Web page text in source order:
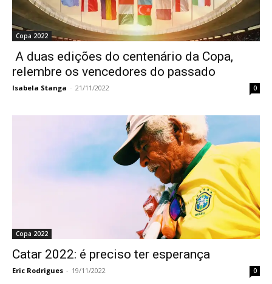
Copa 2022
A duas edições do centenário da Copa,
relembre os vencedores do passado
Isabela Stanga - 21/11/2022 0
Copa 2022
Catar 2022: é preciso ter esperança
Eric Rodrigues - 19/11/2022 0